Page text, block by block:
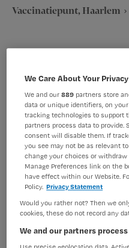
Vaccinatiepunt, Haarlem
Verpleegkunde
BRANCHE
Medisch commercieel
PLAATSINGSDATUM
2 juni 2026
Starter
We Care About Your Privacy
We and our889 partners store
data or unique identifiers, on
tracking technologies to support
partners process data to
consent will disable them. If
you see may not be as relevant
change your choices or
Manage Preferences link on the
have effect within our Website.
Policy. Privacy Statement
Would you rather not? Then we
cookies, these do not record any
We and our partners